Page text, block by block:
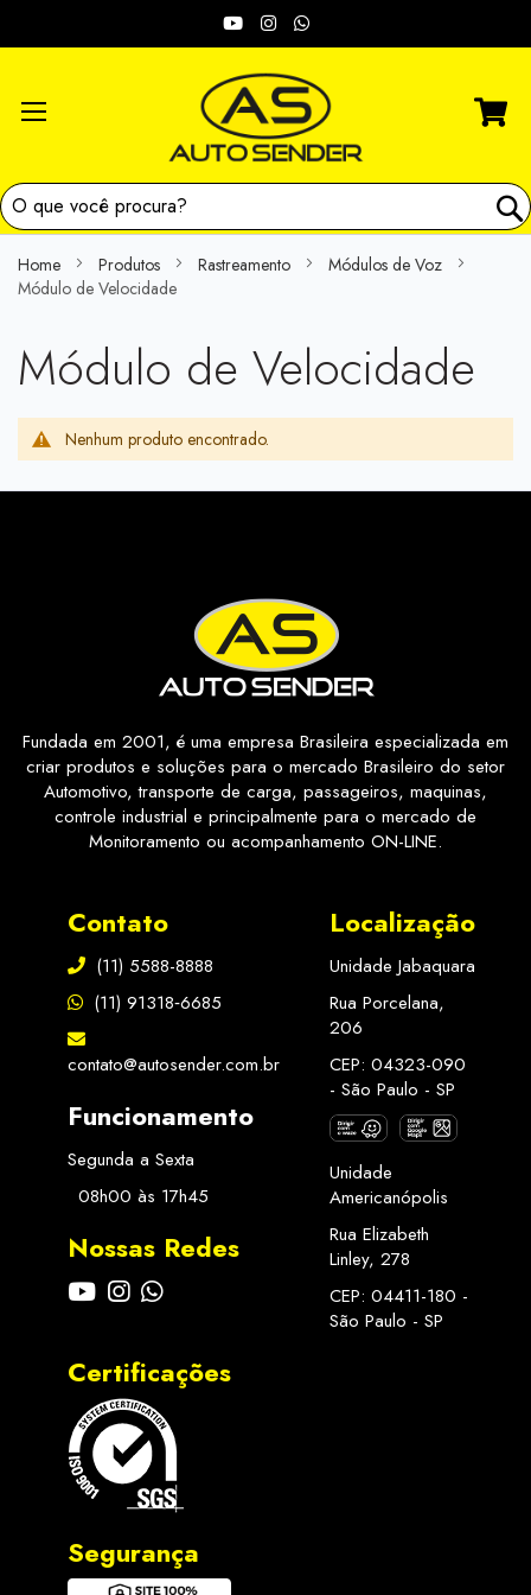
Redes
sociais:
Home Produtos Rastreamento
Módulos de Voz
Módulo de Velocidade
Módulo de Velocidade
Nenhum produto encontrado.
Fundada em 2001, é uma empresa Brasileira especializada em
criar produtos e soluções para o mercado Brasileiro do setor
Automotivo, transporte de carga, passageiros, maquinas,
controle industrial e principalmente para o mercado de
Monitoramento ou acompanhamento ON-LINE.
Contato
(11) 5588-8888
(11) 91318‑6685
contato@autosender.com.br
Funcionamento
Segunda a Sexta
08h00 às 17h45
Nossas Redes
Localização
Unidade Jabaquara
Rua Porcelana,
206
CEP: 04323-090
- São Paulo - SP
Unidade
Americanópolis
Rua Elizabeth
Linley, 278
CEP: 04411-180 -
São Paulo - SP
Certificações
Segurança